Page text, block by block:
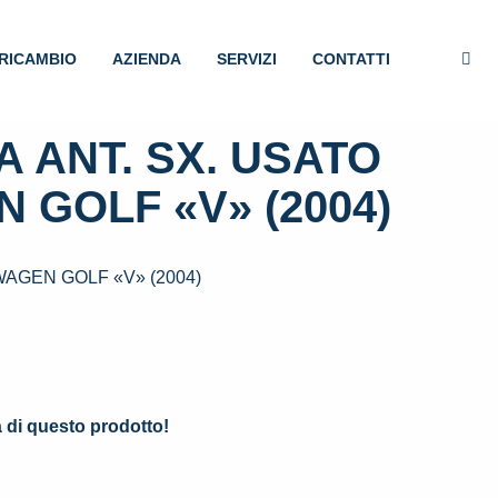
AZIENDA SERVIZI CONTATTI
ANT. SX. USATO
GOLF «V» (2004)
GOLF «V» (2004)
di questo prodotto!